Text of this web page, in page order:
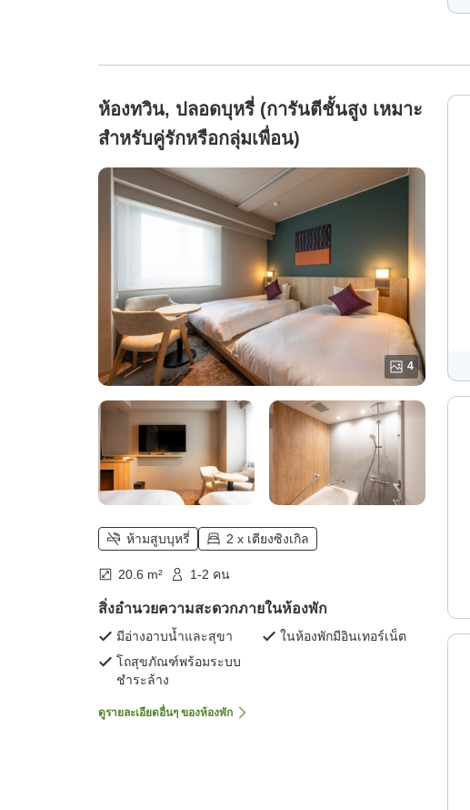
ห้องทวิน, ปลอดบุหรี่ (การันตีชั้นสูง เหมาะ
สำหรับคู่รักหรือกลุ่มเพื่อน)
4
ห้ามสูบบุหรี่ 2 x เตียงซิงเกิล
20.6 m² 1-2 คน
สิ่งอำนวยความสะดวกภายในห้องพัก
มีอ่างอาบน้ำและสุขา
ในห้องพักมีอินเทอร์เน็ต
โถสุขภัณฑ์พร้อมระบบ
ชำระล้าง
ดูรายละเอียดอื่นๆ ของห้องพัก